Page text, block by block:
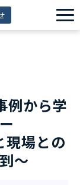
例から学
現場との
～